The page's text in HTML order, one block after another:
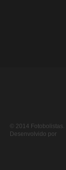
© 2014
Desenvolvido por